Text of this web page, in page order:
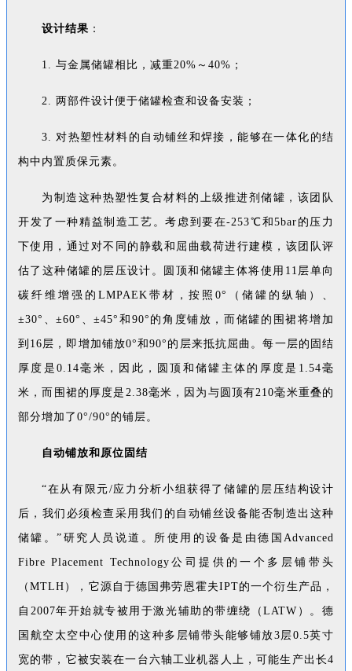
设计结果 ：
1. 与金属储罐相比，减重20%～40%；
2. 两部件设计便于储罐检查和设备安装；
3. 对热塑性材料的自动铺丝和焊接，能够在一体化的结
构中内置质保元素。
为制造这种热塑性复合材料的上级推进剂储罐，该团队
开发了一种精益制造工艺。考虑到要在-253℃和5bar的压力
下使用，通过对不同的静载和屈曲载荷进行建模，该团队评
估了这种储罐的层压设计。圆顶和储罐主体将使用11层单向
碳纤维增强的LMPAEK带材，按照0°（储罐的纵轴）、
±30°、±60°、±45°和90°的角度铺放，而储罐的围裙将增加
到16层，即增加铺放0°和90°的层来抵抗屈曲。每一层的固结
厚度是0.14毫米，因此，圆顶和储罐主体的厚度是1.54毫
米，而围裙的厚度是2.38毫米，因为与圆顶有210毫米重叠的
部分增加了0°/90°的铺层。
自动铺放和原位固结
“在从有限元/应力分析小组获得了储罐的层压结构设计
后，我们必须检查采用我们的自动铺丝设备能否制造出这种
储罐。”研究人员说道。所使用的设备是由德国Advanced
Fibre Placement Technology公司提供的一个多层铺带头
（MTLH），它源自于德国弗劳恩霍夫IPT的一个衍生产品，
自2007年开始就专被用于激光辅助的带缠绕（LATW）。德
国航空太空中心使用的这种多层铺带头能够铺放3层0.5英寸
宽的带，它被安装在一台六轴工业机器人上，可能生产出长4